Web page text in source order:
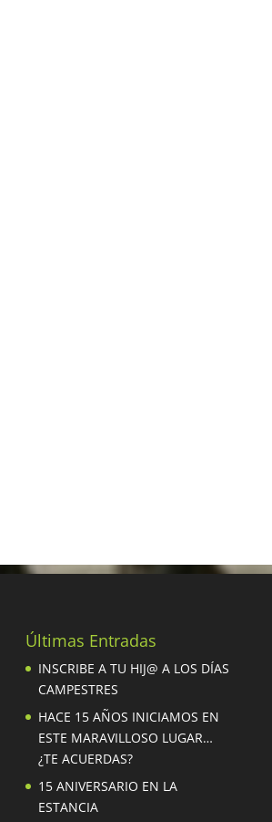
Últimas Entradas
INSCRIBE A TU HIJ@ A LOS DÍAS
CAMPESTRES
HACE 15 AÑOS INICIAMOS EN
ESTE MARAVILLOSO LUGAR…
¿TE ACUERDAS?
15 ANIVERSARIO EN LA
ESTANCIA